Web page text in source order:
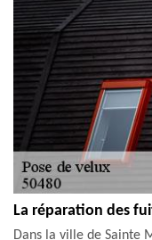
La réparation des
Dans la ville de Sainte